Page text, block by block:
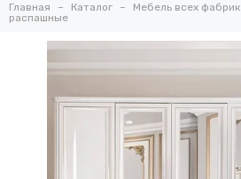
Главная Каталог Мебель всех фабрик
распашные